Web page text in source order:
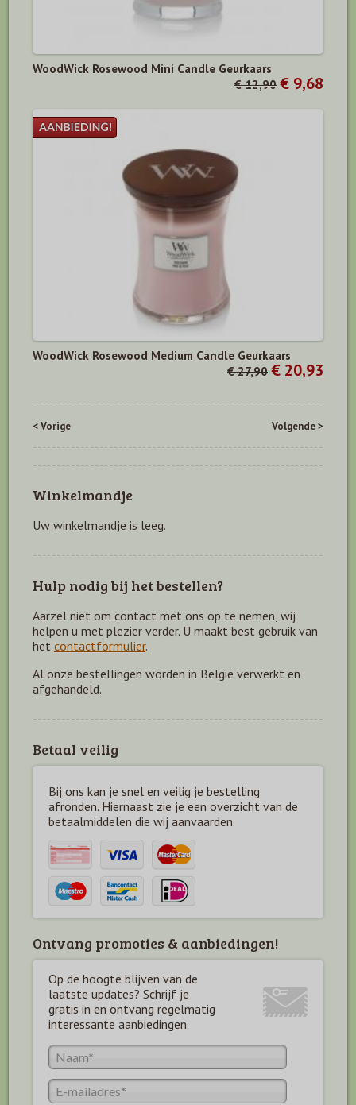
WoodWick Rosewood Mini Candle Geurkaars
€ 12,90 € 9,68
WoodWick Rosewood Medium Candle Geurkaars
€ 27,90 € 20,93
< Vorige Volgende >
Winkelmandje
Uw winkelmandje is leeg.
Hulp nodig bij het bestellen?
Aarzel niet om contact met ons op te nemen, wij
helpen u met plezier verder. U maakt best gebruik van
het contactformulier.
Al onze bestellingen worden in België verwerkt en
afgehandeld.
Betaal veilig
Bij ons kan je snel en veilig je bestelling
afronden. Hiernaast zie je een overzicht van de
betaalmiddelen die wij aanvaarden.
Ontvang promoties & aanbiedingen!
Op de hoogte blijven van de
laatste updates? Schrijf je
gratis in en ontvang regelmatig
interessante aanbiedingen.